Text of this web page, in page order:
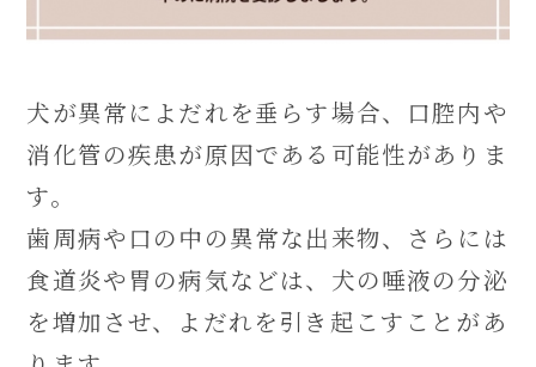
犬が異常によだれを垂らす場合、口腔内や
消化管の疾患が原因である可能性がありま
す。
歯周病や口の中の異常な出来物、さらには
食道炎や胃の病気などは、犬の唾液の分泌
を増加させ、よだれを引き起こすことがあ